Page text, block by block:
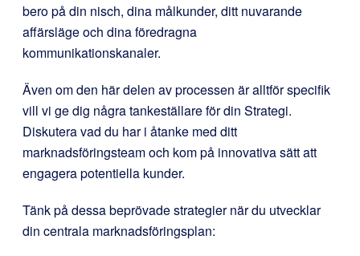
bero på din nisch, dina målkunder, ditt nuvarande
affärsläge och dina föredragna
kommunikationskanaler.
Även om den här delen av processen är alltför specifik
vill vi ge dig några tankeställare för din Strategi.
Diskutera vad du har i åtanke med ditt
marknadsföringsteam och kom på innovativa sätt att
engagera potentiella kunder.
Tänk på dessa beprövade strategier när du utvecklar
din centrala marknadsföringsplan: